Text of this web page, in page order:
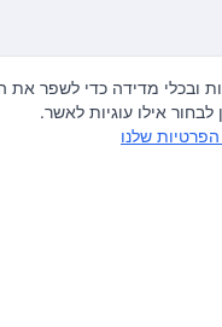
שמורות.
ובכלי מדידה כדי לשפר
אילו עוגיות לאשר.
שלנו